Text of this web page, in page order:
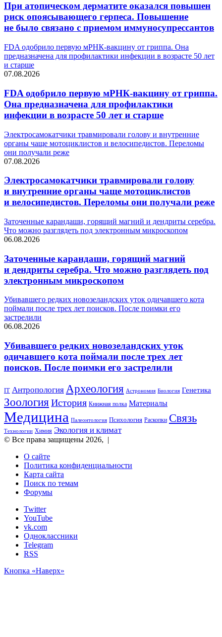
При атопическом дерматите оказался повышен
риск опоясывающего герпеса. Повышение
не было связано с приемом иммуносупрессантов
FDA одобрило первую мРНК-вакцину от гриппа. Она
предназначена для профилактики инфекции в возрасте 50 лет
и старше
07.08.2026
FDA одобрило первую мРНК-вакцину от гриппа.
Она предназначена для профилактики
инфекции в возрасте 50 лет и старше
Электросамокатчики травмировали голову и внутренние
органы чаще мотоциклистов и велосипедистов. Переломы
они получали реже
07.08.2026
Электросамокатчики травмировали голову
и внутренние органы чаще мотоциклистов
и велосипедистов. Переломы они получали реже
Заточенные карандаши, горящий магний и дендриты серебра.
Что можно разглядеть под электронным микроскопом
06.08.2026
Заточенные карандаши, горящий магний
и дендриты серебра. Что можно разглядеть под
электронным микроскопом
Убивавшего редких новозеландских уток одичавшего кота
поймали после трех лет поисков. После поимки его
застрелили
06.08.2026
Убивавшего редких новозеландских уток
одичавшего кота поймали после трех лет
поисков. После поимки его застрелили
IT Антропология Археология Астрономия Биология Генетика
Зоология История Книжная полка Материалы
Медицина Палеонтология Психология Раскопки Связь
Технологии Химия Экология и климат
© Все права защищены 2026, |
О сайте
Политика конфиденциальности
Карта сайта
Поиск по темам
Форумы
Twitter
YouTube
vk.com
Одноклассники
Telegram
RSS
Кнопка «Наверх»